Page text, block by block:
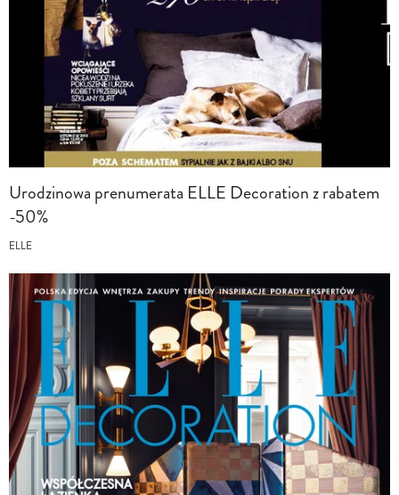
Urodzinowa prenumerata ELLE Decoration z rabatem
-50%
ELLE